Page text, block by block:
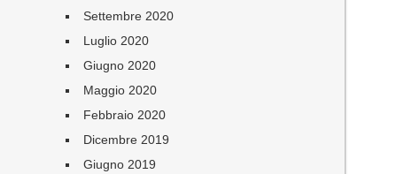
Settembre 2020
Luglio 2020
Giugno 2020
Maggio 2020
Febbraio 2020
Dicembre 2019
Giugno 2019